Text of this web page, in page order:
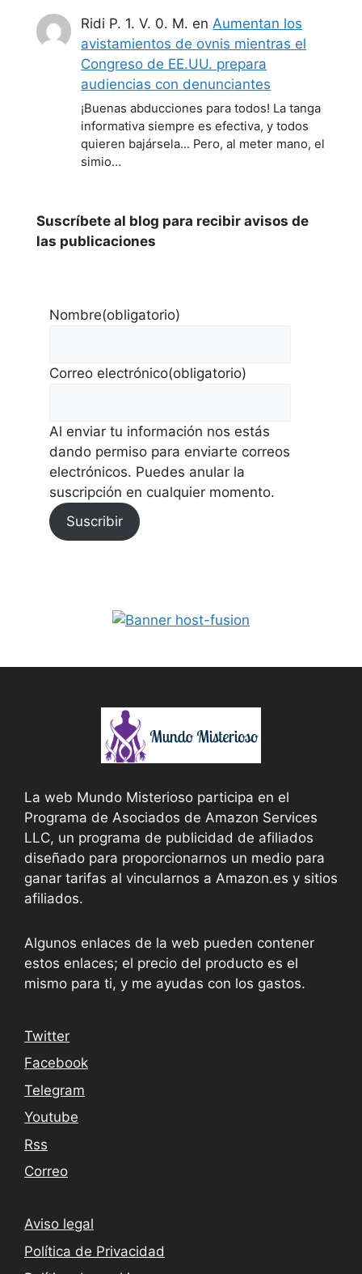
Ridi P. 1. V. 0. M. enAumentan los
avistamientos de ovnis mientras el
Congreso de EE.UU. prepara
audiencias con denunciantes
¡Buenas abducciones para todos! La tanga
informativa siempre es efectiva, y todos
quieren bajársela... Pero, al meter mano, el
simio…
Suscríbete al blog para recibir avisos de
las publicaciones
Nombre(obligatorio)
Correo electrónico(obligatorio)
Al enviar tu información nos estás
dando permiso para enviarte correos
electrónicos. Puedes anular la
suscripción en cualquier momento.
Suscribir
La web Mundo Misterioso participa en el
Programa de Asociados de Amazon Services
LLC, un programa de publicidad de afiliados
diseñado para proporcionarnos un medio para
ganar tarifas al vincularnos a Amazon.es y sitios
afiliados.
Algunos enlaces de la web pueden contener
estos enlaces; el precio del producto es el
mismo para ti, y me ayudas con los gastos.
Twitter
Facebook
Telegram
Youtube
Rss
Correo
Aviso legal
Política de Privacidad